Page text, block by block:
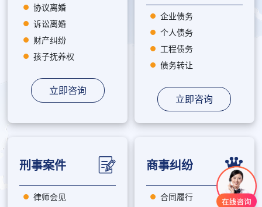
协议离婚
诉讼离婚
财产纠纷
孩子抚养权
立即咨询
企业债务
个人债务
工程债务
债务转让
立即咨询
刑事案件
律师会见
商事纠纷
合同履行